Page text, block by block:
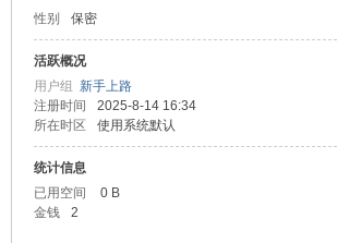
性别 保密
活跃概况
用户组 新手上路
注册时间
2025-8-14 16:34
所在时区
使用系统默认
统计信息
已用空间
0 B
金钱
2